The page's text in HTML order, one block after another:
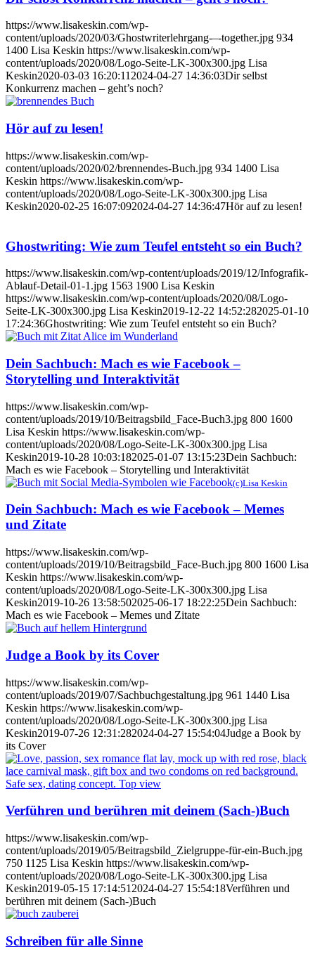
https://www.lisakeskin.com/wp-
content/uploads/2020/03/Ghostwriterlehrgang-–-together.jpg 934
1400 Lisa Keskin https://www.lisakeskin.com/wp-
content/uploads/2020/08/Logo-Seite-LK-300x300.jpg Lisa
Keskin2020-03-03 16:20:112024-04-27 14:36:03Dir selbst
Konkurrenz machen – geht’s noch?
Hör auf zu lesen!
https://www.lisakeskin.com/wp-
content/uploads/2020/02/brennendes-Buch.jpg 934 1400 Lisa
Keskin https://www.lisakeskin.com/wp-
content/uploads/2020/08/Logo-Seite-LK-300x300.jpg Lisa
Keskin2020-02-25 16:07:092024-04-27 14:36:47Hör auf zu lesen!
Ghostwriting: Wie zum Teufel entsteht so ein Buch?
https://www.lisakeskin.com/wp-content/uploads/2019/12/Infografik-
Ablauf-Detail-01-1.jpg 1563 1900 Lisa Keskin
https://www.lisakeskin.com/wp-content/uploads/2020/08/Logo-
Seite-LK-300x300.jpg Lisa Keskin2019-12-22 14:52:282025-01-10
17:24:36Ghostwriting: Wie zum Teufel entsteht so ein Buch?
Dein Sachbuch: Mach es wie Facebook –
Storytelling und Interaktivität
https://www.lisakeskin.com/wp-
content/uploads/2019/10/Beitragsbild_Face-Buch3.jpg 800 1600
Lisa Keskin https://www.lisakeskin.com/wp-
content/uploads/2020/08/Logo-Seite-LK-300x300.jpg Lisa
Keskin2019-10-28 10:03:182025-01-07 13:15:23Dein Sachbuch:
Mach es wie Facebook – Storytelling und Interaktivität
(c)Lisa Keskin
Dein Sachbuch: Mach es wie Facebook – Memes
und Zitate
https://www.lisakeskin.com/wp-
content/uploads/2019/10/Beitragsbild_Face-Buch.jpg 800 1600 Lisa
Keskin https://www.lisakeskin.com/wp-
content/uploads/2020/08/Logo-Seite-LK-300x300.jpg Lisa
Keskin2019-10-26 13:58:502025-06-17 18:22:25Dein Sachbuch:
Mach es wie Facebook – Memes und Zitate
Judge a Book by its Cover
https://www.lisakeskin.com/wp-
content/uploads/2019/07/Sachbuchgestaltung.jpg 961 1440 Lisa
Keskin https://www.lisakeskin.com/wp-
content/uploads/2020/08/Logo-Seite-LK-300x300.jpg Lisa
Keskin2019-07-26 12:31:282024-04-27 15:54:04Judge a Book by
its Cover
Verführen und berühren mit deinem (Sach-)Buch
https://www.lisakeskin.com/wp-
content/uploads/2019/05/Beitragsbild_Zielgruppe-für-ein-Buch.jpg
750 1125 Lisa Keskin https://www.lisakeskin.com/wp-
content/uploads/2020/08/Logo-Seite-LK-300x300.jpg Lisa
Keskin2019-05-15 17:14:51 2024-04-27 15:54:18Verführen und
berühren mit deinem (Sach-)Buch
Schreiben für alle Sinne